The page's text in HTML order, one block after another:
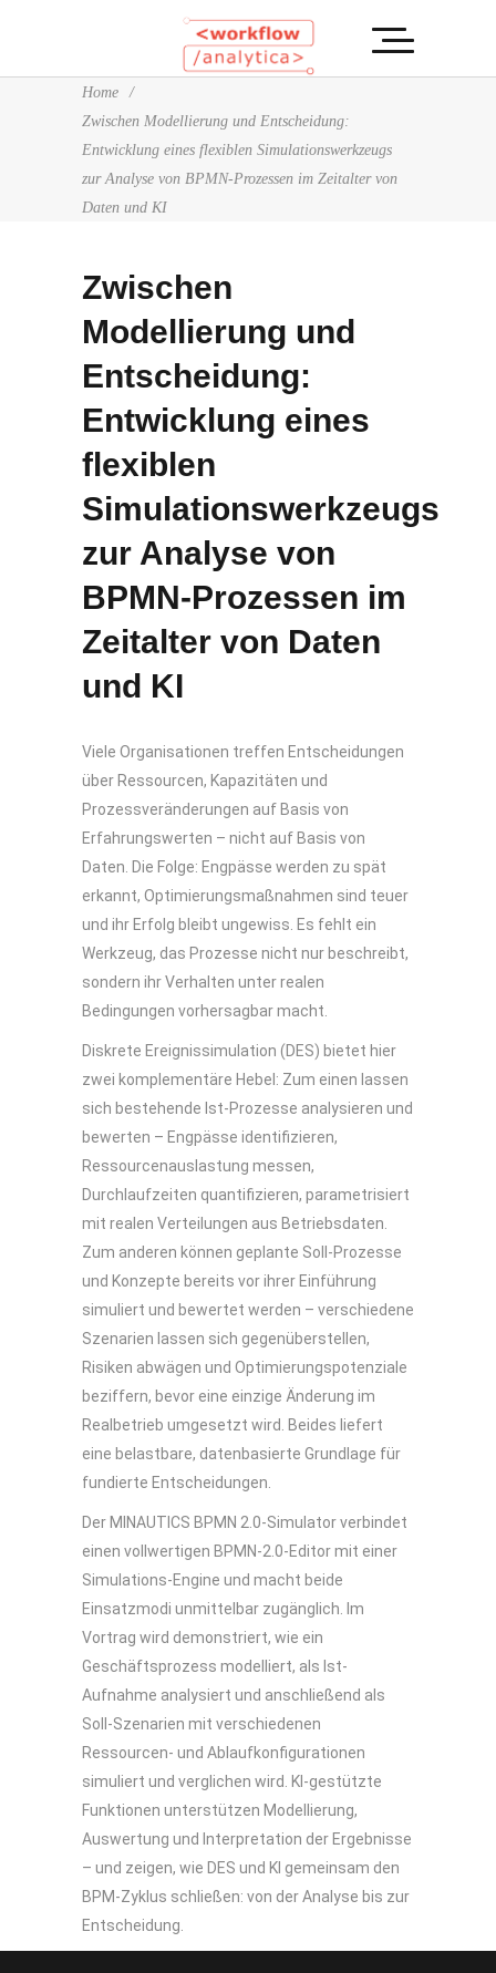
Home
/
Zwischen Modellierung und Entscheidung:
Entwicklung eines flexiblen Simulationswerkzeugs
zur Analyse von BPMN-Prozessen im Zeitalter von
Daten und KI
Zwischen
Modellierung und
Entscheidung:
Entwicklung eines
flexiblen
Simulationswerkzeugs
zur Analyse von
BPMN-Prozessen im
Zeitalter von Daten
und KI
Viele Organisationen treffen Entscheidungen
über Ressourcen, Kapazitäten und
Prozessveränderungen auf Basis von
Erfahrungswerten – nicht auf Basis von
Daten. Die Folge: Engpässe werden zu spät
erkannt, Optimierungsmaßnahmen sind teuer
und ihr Erfolg bleibt ungewiss. Es fehlt ein
Werkzeug, das Prozesse nicht nur beschreibt,
sondern ihr Verhalten unter realen
Bedingungen vorhersagbar macht.
Diskrete Ereignissimulation (DES) bietet hier
zwei komplementäre Hebel: Zum einen lassen
sich bestehende Ist-Prozesse analysieren und
bewerten – Engpässe identifizieren,
Ressourcenauslastung messen,
Durchlaufzeiten quantifizieren, parametrisiert
mit realen Verteilungen aus Betriebsdaten.
Zum anderen können geplante Soll-Prozesse
und Konzepte bereits vor ihrer Einführung
simuliert und bewertet werden – verschiedene
Szenarien lassen sich gegenüberstellen,
Risiken abwägen und Optimierungspotenziale
beziffern, bevor eine einzige Änderung im
Realbetrieb umgesetzt wird. Beides liefert
eine belastbare, datenbasierte Grundlage für
fundierte Entscheidungen.
Der MINAUTICS BPMN 2.0-Simulator verbindet
einen vollwertigen BPMN-2.0-Editor mit einer
Simulations-Engine und macht beide
Einsatzmodi unmittelbar zugänglich. Im
Vortrag wird demonstriert, wie ein
Geschäftsprozess modelliert, als Ist-
Aufnahme analysiert und anschließend als
Soll-Szenarien mit verschiedenen
Ressourcen- und Ablaufkonfigurationen
simuliert und verglichen wird. KI-gestützte
Funktionen unterstützen Modellierung,
Auswertung und Interpretation der Ergebnisse
– und zeigen, wie DES und KI gemeinsam den
BPM-Zyklus schließen: von der Analyse bis zur
Entscheidung.